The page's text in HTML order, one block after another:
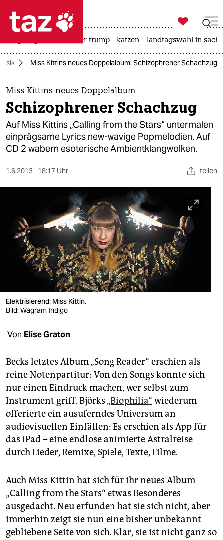
 taz zahl ich
taz zahl ich
themen
politik
öko
berlin
nord
wahrheit
verlag
verlag
veranstaltungen
fragen & hilfe
unterstützen
abo
genossenschaft
epaper login

taz zahl ich
usa unter trump katzen landtagswahl in
Miss Kittins neues Doppelalbum: Schizophrener Schachzug
Miss Kittins neues Doppelalbum
Schizophrener Schachzug
Auf Miss Kittins „Calling from the Stars“ untermalen
einprägsame Lyrics new-wavige Popmelodien. Auf
CD 2 wabern esoterische Ambientklangwolken.
1.6.2013 18:17 Uhr teilen
Elektrisierend: Miss Kittin.
Bild: Wagram Indigo
Von Elise Graton
Becks letztes Album „Song Reader“ erschien als
reine Notenpartitur: Von den Songs konnte sich
nur einen Eindruck machen, wer selbst zum
Instrument griff. Björks „Biophilia“ wiederum
offerierte ein ausuferndes Universum an
audiovisuellen Einfällen: Es erschien als App für
das iPad – eine endlose animierte Astralreise
durch Lieder, Remixe, Spiele, Texte, Filme.
Auch Miss Kittin hat sich für ihr neues Album
„Calling from the Stars“ etwas Besonderes
ausgedacht. Neu erfunden hat sie sich nicht, aber
immerhin zeigt sie nun eine bisher unbekannt
gebliebene Seite von sich. Klar, sie ist nicht ganz so